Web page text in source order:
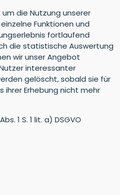
die Nutzung unserer
Funktionen und
fortlaufend
die statistische Auswertung
wir unser Angebot
interessanter
gelöscht, sobald sie für
ihrer Erhebung nicht mehr
1 S. 1 lit. a) DSGVO